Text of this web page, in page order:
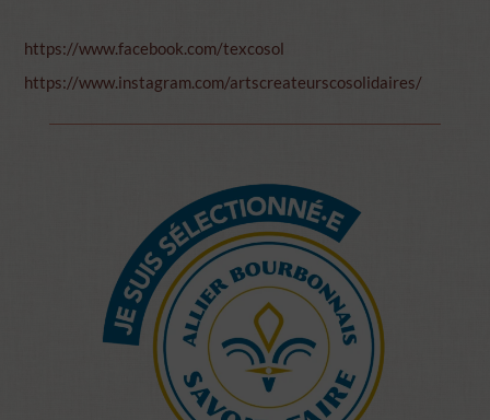
https://www.facebook.com/texcosol
https://www.instagram.com/artscreateurscosolidaires/